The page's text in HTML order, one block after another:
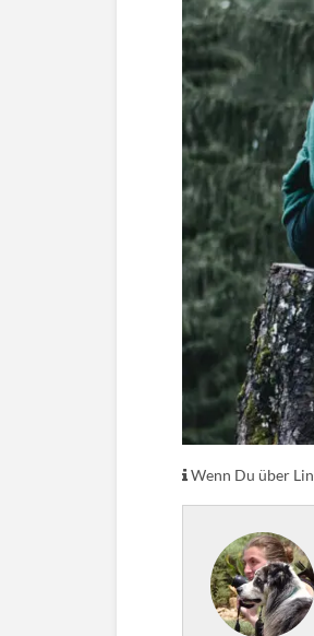
Wenn Du über